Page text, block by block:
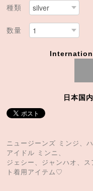
種類
数量
日本国
ニュージーンズ ミンジ、
アイドル ミンニ、
ジェシー、ジャンハオ、
ト着用アイテム♡